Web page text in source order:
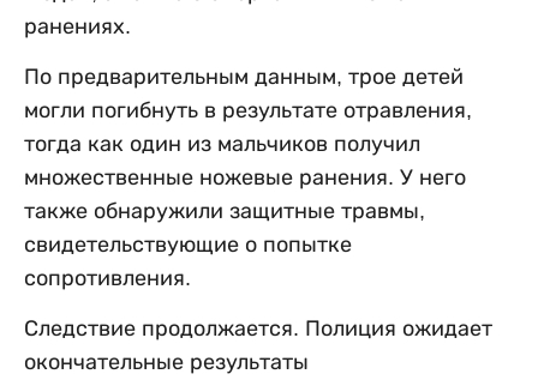
ранениях.
По предварительным данным, трое детей
могли погибнуть в результате отравления,
тогда как один из мальчиков получил
множественные ножевые ранения. У него
также обнаружили защитные травмы,
свидетельствующие о попытке
сопротивления.
Следствие продолжается. Полиция ожидает
окончательные результаты